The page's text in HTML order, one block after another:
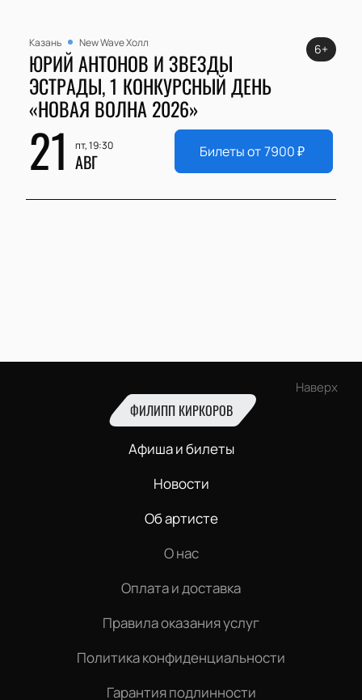
Казань New Wave Холл
ЮРИЙ АНТОНОВ И ЗВЕЗДЫ
ЭСТРАДЫ, 1 КОНКУРСНЫЙ ДЕНЬ
«НОВАЯ ВОЛНА 2026»
21 пт, 19:30
АВГ
6+
Билеты от7900₽
Наверх
ФИЛИПП КИРКОРОВ
Афиша и билеты
Новости
Об артисте
О нас
Оплата и доставка
Правила оказания услуг
Политика конфиденциальности
Гарантия подлинности